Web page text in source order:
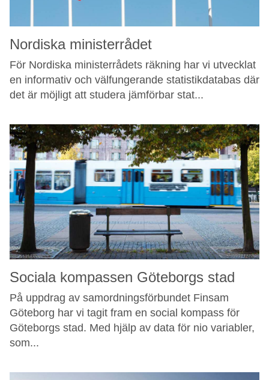
Nordiska ministerrådet
För Nordiska ministerrådets räkning har vi utvecklat
en informativ och välfungerande statistikdatabas där
det är möjligt att studera jämförbar stat...
Sociala kompassen Göteborgs stad
På uppdrag av samordningsförbundet Finsam
Göteborg har vi tagit fram en social kompass för
Göteborgs stad. Med hjälp av data för nio variabler,
som...